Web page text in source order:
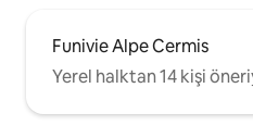
Funivie Alpe Cermis
Yerel halktan 14 kişi